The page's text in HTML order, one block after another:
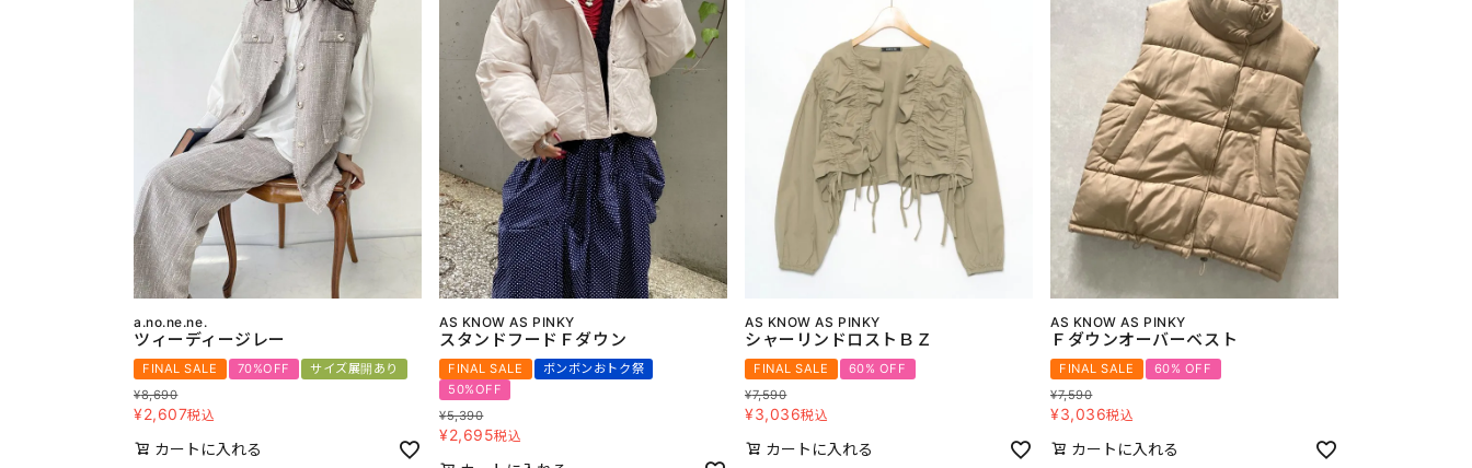
a.no.ne.ne.
ツィーディージレー
FINAL SALE 70%OFF
サイズ展開あり
¥8,690
¥2,607税込
カートに入れる
AS KNOW AS PINKY
スタンドフードＦダウン
FINAL SALE
ボンボンおトク祭
50%OFF
¥5,390
¥2,695税込
AS KNOW AS PINKY
シャーリンドロストＢＺ
FINAL SALE
60% OFF
¥7,590
¥3,036税込
カートに入れる
AS KNOW AS PINKY
Ｆダウンオーバーベスト
FINAL SALE
60% OFF
¥7,590
¥3,036税込
カートに入れる